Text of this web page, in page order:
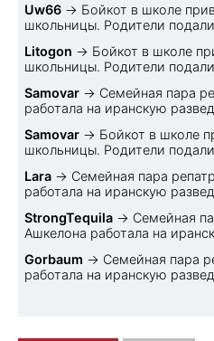
Uw66 → Бойкот в школе
школьницы. Родители
Litogon → Бойкот в школе
школьницы. Родители
Samovar → Семейная пара
работала на иранскую
Samovar → Бойкот в школе
школьницы. Родители
Lara → Семейная пара
работала на иранскую
StrongTequila → Семейная
Ашкелона работала на
Gorbaum → Семейная пара
работала на иранскую